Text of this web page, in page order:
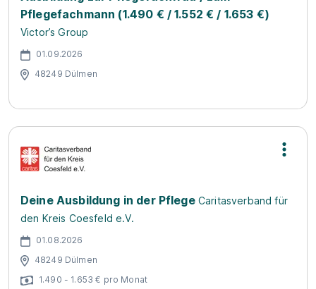
Pflegefachmann (1.490 € / 1.552 € / 1.653 €)
Victor’s Group
01.09.2026
48249 Dülmen
Deine Ausbildung in der Pflege Caritasverband für
den Kreis Coesfeld e.V.
01.08.2026
48249 Dülmen
1.490 - 1.653 € pro Monat